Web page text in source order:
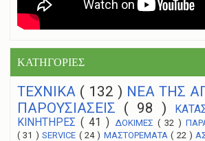
ΚΑΤΗΓΟΡΙΕΣ
ΤΕΧΝΙΚΑ ( 132 ) NEA THΣ
ΠΑΡΟΥΣΙΑΣΕΙΣ ( 98 )
ΚΙΝΗΤΗΡΕΣ( 41 ) ΔΟΚΙΜΕΣ ( 32 )
( 31 )SERVICE ( 24 ) ΜΑΣΤΟΡΕΜΑΤΑ( 22 )